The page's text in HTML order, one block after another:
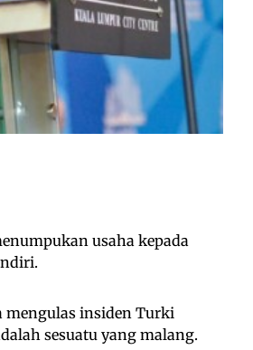
usaha kepada
mengulas insiden Turki
sesuatu yang malang.